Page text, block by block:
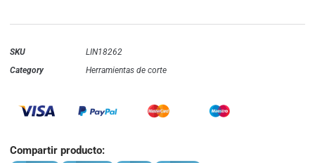
SKU
LIN18262
Category
Herramientas de corte
Compartir producto: